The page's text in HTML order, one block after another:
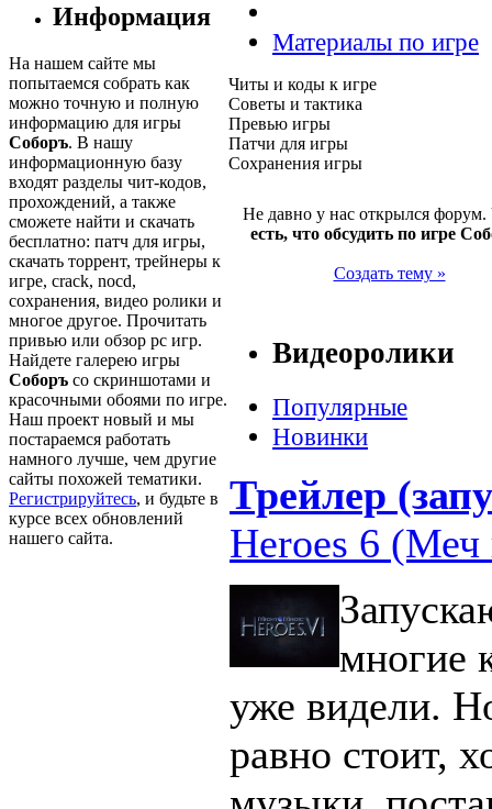
Информация
На нашем сайте мы
попытаемся собрать как
можно точную и полную
информацию для игры
Соборъ. В нашу
информационную базу
входят разделы чит-кодов,
прохождений, а также
сможете найти и скачать
бесплатно: патч для игры,
скачать торрент, трейнеры к
игре, crack, nocd,
сохранения, видео ролики и
многое другое. Прочитать
привью или обзор pc игр.
Найдете галерею игры
Соборъ со скриншотами и
красочными обоями по игре.
Наш проект новый и мы
постараемся работать
намного лучше, чем другие
сайты похожей тематики.
Регистрируйтесь, и будьте в
курсе всех обновлений
нашего сайта.
Материалы по игре
Читы и коды к игре
Советы и тактика
Превью игры
Патчи для игры
Сохранения игры
Не давно у нас открылся форум.
есть, что обсудить по игре
Создать тему »
Видеоролики
Популярные
Новинки
Трейлер
Heroes 6 (Меч
многие
уже видели.
равно стоит,